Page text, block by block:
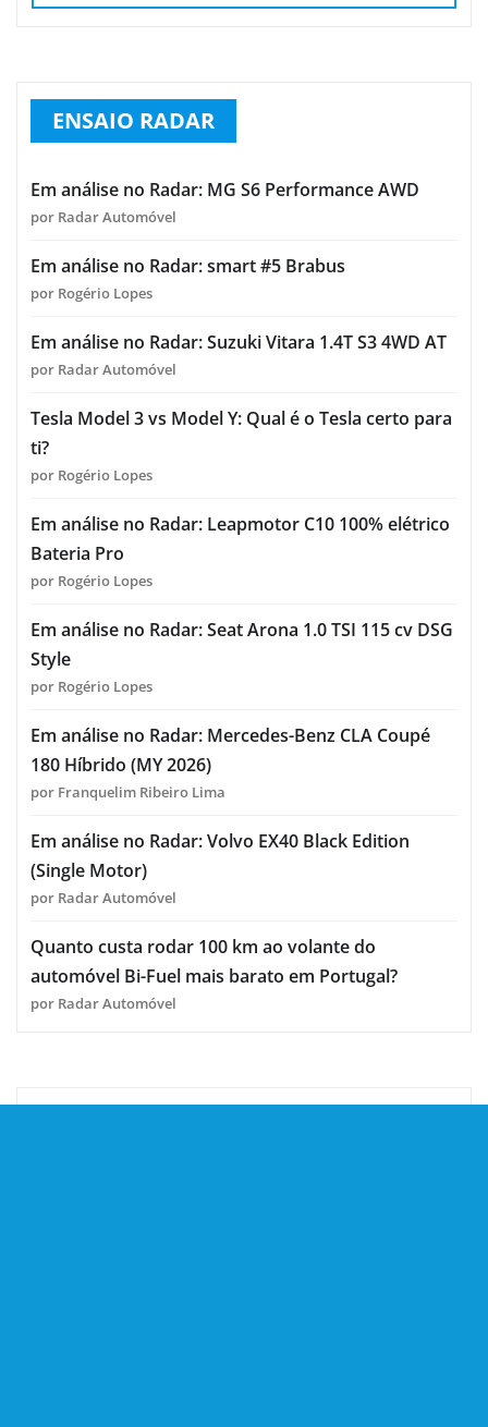
ENSAIO RADAR
Em análise no Radar: MG S6 Performance AWD
por Radar Automóvel
Em análise no Radar: smart #5 Brabus
por Rogério Lopes
Em análise no Radar: Suzuki Vitara 1.4T S3 4WD AT
por Radar Automóvel
Tesla Model 3 vs Model Y: Qual é o Tesla certo para
ti?
por Rogério Lopes
Em análise no Radar: Leapmotor C10 100% elétrico
Bateria Pro
por Rogério Lopes
Em análise no Radar: Seat Arona 1.0 TSI 115 cv DSG
Style
por Rogério Lopes
Em análise no Radar: Mercedes-Benz CLA Coupé
180 Híbrido (MY 2026)
por Franquelim Ribeiro Lima
Em análise no Radar: Volvo EX40 Black Edition
(Single Motor)
por Radar Automóvel
Quanto custa rodar 100 km ao volante do
automóvel Bi-Fuel mais barato em Portugal?
por Radar Automóvel